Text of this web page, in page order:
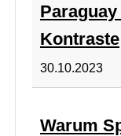
Kontraste
30.10.2023
Warum